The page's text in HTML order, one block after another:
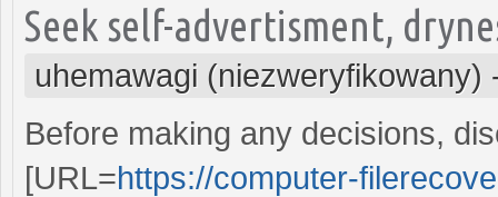
Seek self-advertisment,
uhemawagi (niezweryfikowany)
Before making any decisions,
[URL=https://computer-